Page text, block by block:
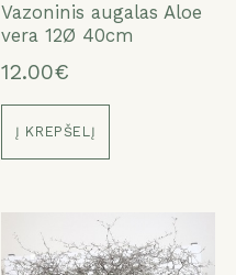
Vazoninis augalas Aloe
vera 12Ø 40cm
12.00€
Į KREPŠELĮ